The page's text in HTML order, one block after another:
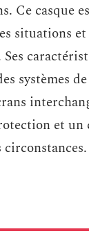
Ce casque
situations
systèmes
et un